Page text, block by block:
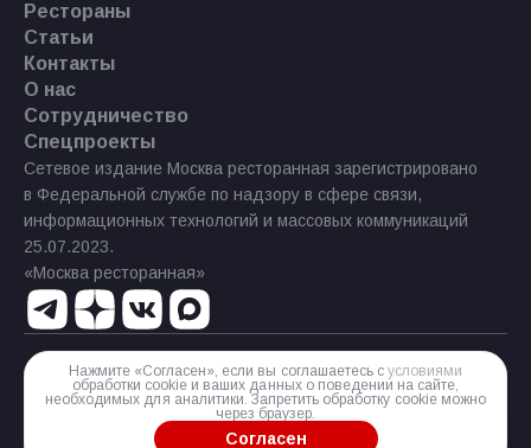
Рестораны
Статьи
Контакты
О нас
Сотрудничество
Спецпроекты
Сетевое издание Москва ресторанная зарегистрировано
в Федеральной службе по надзору в сфере связи,
информационных технологий и массовых коммуникаций
25.07.2023.
«Москва ресторанная»
Реестровая запись Эл № ФС77−85 644 от 21 июля 2023 г.
Разработка сайта
Нажмите «Согласен», если вы соглашаетесь с условиями
обработки cookie и ваших данных о поведении на сайте,
необходимых для аналитики. Запретить обработку cookie можно
через браузер.
Согласен